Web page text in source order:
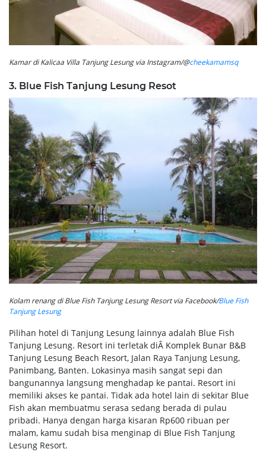
Kamar di Kalicaa Villa Tanjung Lesung via Instagram/@cheekamamsq
3. Blue Fish Tanjung Lesung Resot
Kolam renang di Blue Fish Tanjung Lesung Resort via Facebook/Blue Fish
Tanjung Lesung
Pilihan hotel di Tanjung Lesung lainnya adalah Blue Fish
Tanjung Lesung. Resort ini terletak diÂ Komplek Bunar B&B
Tanjung Lesung Beach Resort, Jalan Raya Tanjung Lesung,
Panimbang, Banten. Lokasinya masih sangat sepi dan
bangunannya langsung menghadap ke pantai. Resort ini
memiliki akses ke pantai. Tidak ada hotel lain di sekitar Blue
Fish akan membuatmu serasa sedang berada di pulau
pribadi. Hanya dengan harga kisaran Rp600 ribuan per
malam, kamu sudah bisa menginap di Blue Fish Tanjung
Lesung Resort.